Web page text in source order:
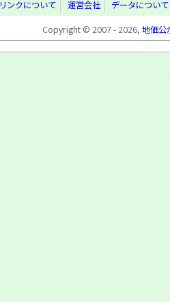
リンクについて 運営会社
データについて
Copyright © 2007 - 2026, 地価公